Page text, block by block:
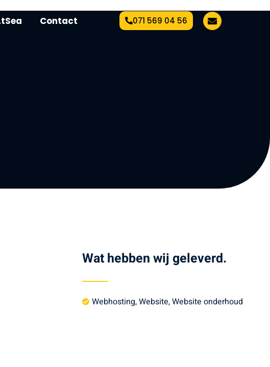
Contact 071 569 04 56
Wat hebben wij geleverd.
Webhosting,Website,Website onderhoud